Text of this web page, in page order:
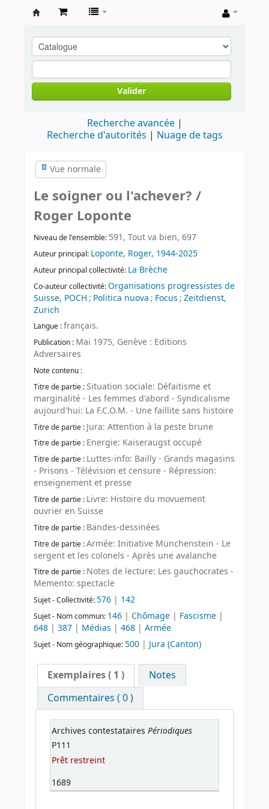
contestataires
Valider
Recherche avancée
Recherche d'autorités
Nuage de tags
Vue normale
Le soigner ou l'achever? /
Roger Loponte
Niveau de l'ensemble: 591, Tout va bien, 697
Auteur principal: Loponte, Roger, 1944-2025
Auteur principal collectivité: La Brèche
Co-auteur collectivité:Organisations progressistes de
Suisse, POCH; Politica nuova; Focus;Zeitdienst,
Zurich
Langue :français.
Publication : Mai 1975, Genève : Editions
Adversaires
Note contenu :
Titre de partie :Situation sociale: Défaitisme et
marginalité - Les femmes d'abord - Syndicalisme
aujourd'hui: La F.C.O.M. - Une faillite sans histoire
Titre de partie : Jura: Attention à la peste brune
Titre de partie : Energie: Kaiseraugst occupé
Titre de partie : Luttes-info: Bailly - Grands magasins
- Prisons - Télévision et censure - Répression:
enseignement et presse
Titre de partie : Livre: Histoire du movuement
ouvrier en Suisse
Titre de partie : Bandes-dessinées
Titre de partie :Armée: Initiative Münchenstein - Le
sergent et les colonels - Après une avalanche
Titre de partie : Notes de lecture: Les gauchocrates -
Memento: spectacle
Sujet - Collectivité:576 | 142
Sujet - Nom commun: 146 | Chômage | Fascisme |
648 | 387 | Médias | 468 | Armée
Sujet - Nom géographique:500 | Jura (Canton)
Exemplaires( 1 )
Notes
Commentaires ( 0 )
Archives contestataires Périodiques
P111
Prêt restreint
1689